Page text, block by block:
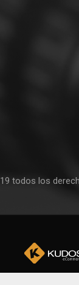
todos los